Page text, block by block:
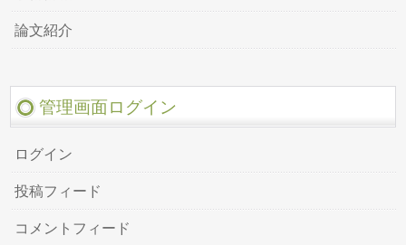
論文紹介
管理画面ログイン
ログイン
投稿フィード
コメントフィード